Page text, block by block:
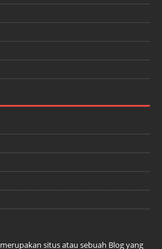
merupakan situs atau sebuah Blog yang